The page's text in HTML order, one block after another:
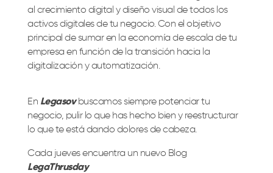
al crecimiento digital y diseño visual de todos los
activos digitales de tu negocio. Con el objetivo
principal de sumar en la economía de escala de tu
empresa en función de la transición hacia la
digitalización y automatización.
En Legasovbuscamos siempre potenciar tu
negocio, pulir lo que has hecho bien y reestructurar
lo que te está dando dolores de cabeza.
Cada jueves encuentra un nuevo Blog
LegaThrusday